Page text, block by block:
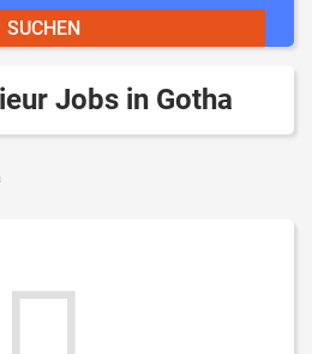
Jobs in Gotha